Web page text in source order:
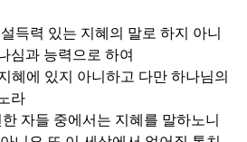
득력 있는 지혜의 말로 하지 아니
심과 능력으로 하여
혜에 있지 아니하고 다만 하나님의
라
자들 중에서는 지혜를 말하노니